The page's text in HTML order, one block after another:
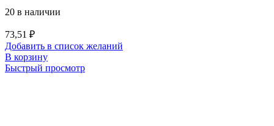
20 в наличии
73,51 ₽
Добавить в список желаний
В корзину
Быстрый просмотр